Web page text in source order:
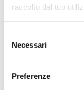
raccolto dal tuo
delNecessari
Preferenze
politiche
gestionale
Vi aspettiamo